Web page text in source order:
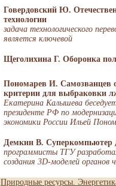
Говердовский Ю.
технологии
задача технологического
является ключевой
Щеголихина Г. Оборонка
Пономарев И. Самозванцев
критерии для выбраковки
Екатерина Калышева
президенте РФ по
экономики России Ильей
Демкин В. Суперкомпьютер
программисты ТГУ
создания 3D-моделей органов
Природные ресурсы.